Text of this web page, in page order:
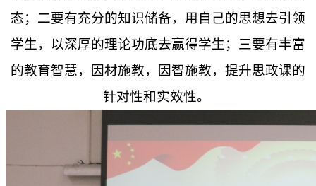
态；二要有充分的知识储备，用自己的思想去引领
学生，以深厚的理论功底去赢得学生；三要有丰富
的教育智慧，因材施教，因智施教，提升思政课的
针对性和实效性。